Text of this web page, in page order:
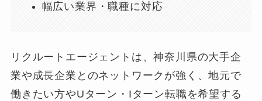
幅広い業界・職種に対応
リクルートエージェントは、神奈川県の大手企
業や成長企業とのネットワークが強く、地元で
働きたい方やUターン・Iターン転職を希望する